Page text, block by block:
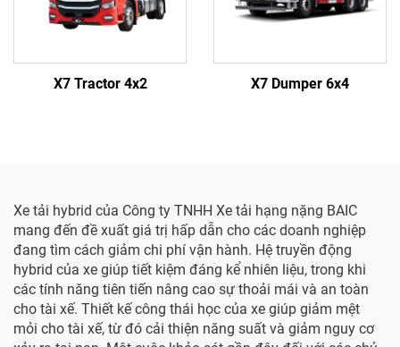
X7 Tractor 4x2 X7 Dumper 6x4
Xe tải hybrid của Công ty TNHH Xe tải hạng nặng BAIC
mang đến đề xuất giá trị hấp dẫn cho các doanh nghiệp
đang tìm cách giảm chi phí vận hành. Hệ truyền động
hybrid của xe giúp tiết kiệm đáng kể nhiên liệu, trong khi
các tính năng tiên tiến nâng cao sự thoải mái và an toàn
cho tài xế. Thiết kế công thái học của xe giúp giảm mệt
mỏi cho tài xế, từ đó cải thiện năng suất và giảm nguy cơ